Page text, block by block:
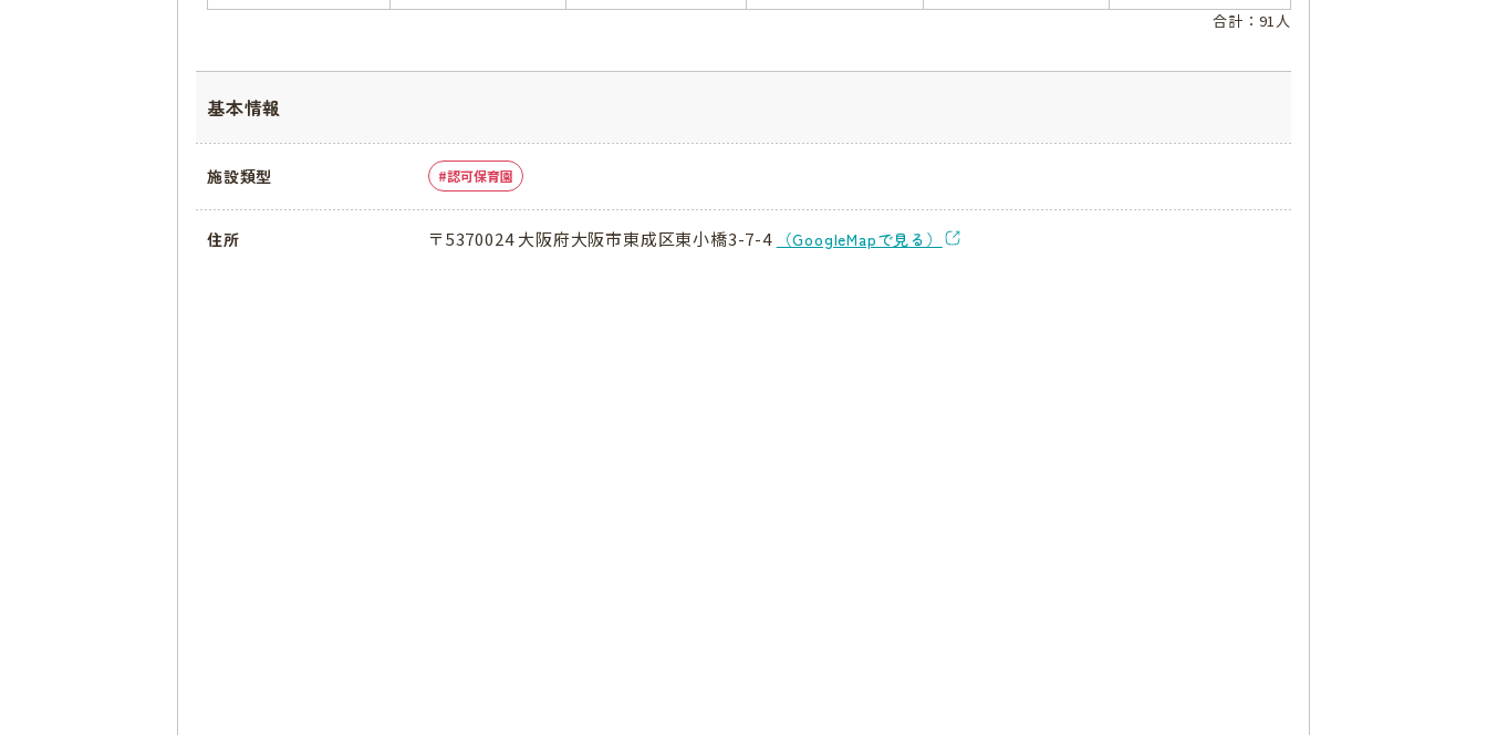
合計：91人
基本情報
施設類型 認可保育園
住所 〒5370024 大阪府大阪市東成区東小橋3-7-4 （GoogleMapで見る）